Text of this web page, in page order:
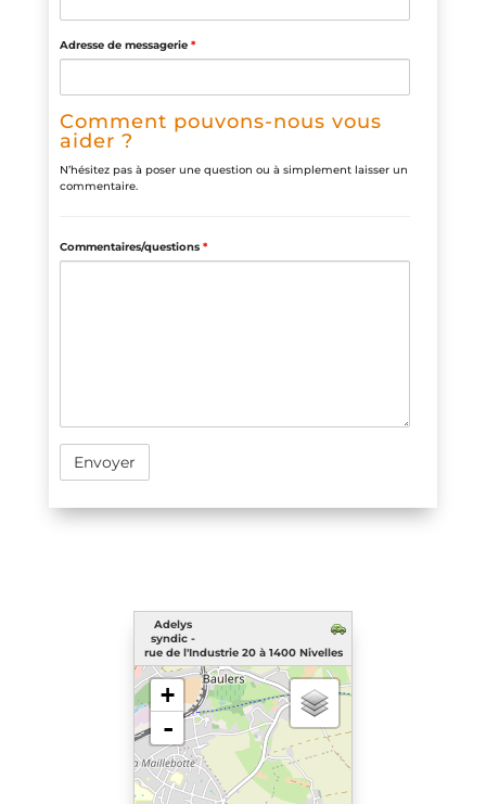
Adresse de messagerie *
Comment pouvons-nous vous
aider ?
N’hésitez pas à poser une question ou à simplement laisser un
commentaire.
Commentaires/questions *
Adelys
syndic -
rue de l'Industrie 20 à 1400 Nivelles
chargement de la carte - veuillez patienter...
+
-